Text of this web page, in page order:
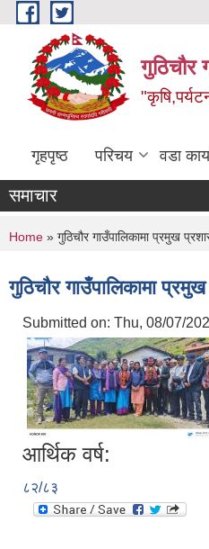
Skip to main content
गुठिचौर
गृहपृष्ठ परिचय वडा
समाचार
You are here
Home » गुठिचौर गाउँपालिकामा प्रमुख
गुठिचौर गाउँपालिकामा
Submitted on: Thu, 08/07/
आर्थिक वर्ष:
८२/८३